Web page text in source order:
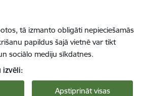
tā izmanto obligāti nepieciešamās
papildus šajā vietnē var tikt
sociālo mediju sīkdatnes.
izvēli:
Apstiprināt visas